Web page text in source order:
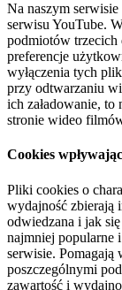
Na naszym
serwisu YouTube.
podmiotów trzecich
preferencje
wyłączenia tych
przy odtwarzaniu
ich załadowanie,
stronie wideo
Cookies
Pliki cookies o
wydajność zbierają
odwiedzana i jak
najmniej popularne
serwisie.
poszczególnymi
zawartość i